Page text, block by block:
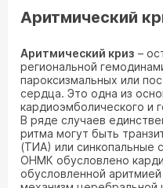
Аритмический
Аритмический криз –
региональной
пароксизмальных или
сердца. Это одна из
кардиоэмболического и
В ряде случаев
ритма могут быть
(ТИА) или синкопальные
ОНМК обусловлено
обусловленной